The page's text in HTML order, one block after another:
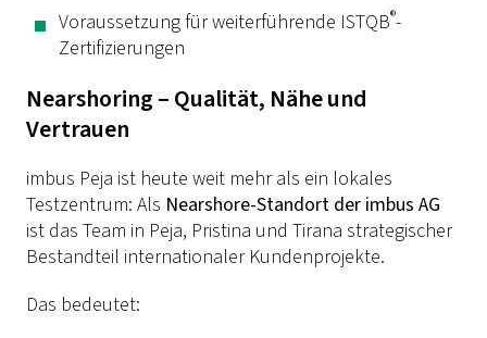
Voraussetzung für weiterführende ISTQB®-
Zertifizierungen
Nearshoring – Qualität, Nähe und
Vertrauen
imbus Peja ist heute weit mehr als ein lokales
Testzentrum: Als Nearshore-Standort der imbus AG
ist das Team in Peja, Pristina und Tirana strategischer
Bestandteil internationaler Kundenprojekte.
Das bedeutet: